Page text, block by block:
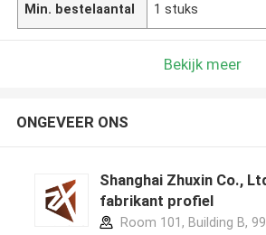
Min. bestelaantal 1 stuks
Bekijk meer
ONGEVEER ONS
Shanghai Zhuxin Co., Ltd.
fabrikant profiel
Room 101, Building B, 99